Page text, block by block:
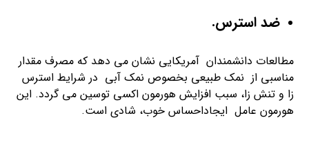
ضد استرس.
مطالعات دانشمندان آمریکایی نشان می دهد که مصرف مقدار
مناسبی از نمک طبیعی بخصوص نمک آبی در شرایط استرس
زا و تنش زا، سبب افزایش هورمون اکسی توسین می گردد. این
هورمون عامل ایجاداحساس خوب، شادی است.